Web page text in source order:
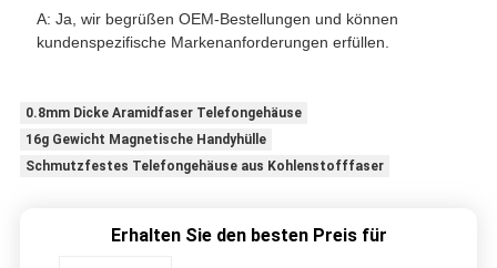
A: Ja, wir begrüßen OEM-Bestellungen und können
kundenspezifische Markenanforderungen erfüllen.
0.8mm Dicke Aramidfaser Telefongehäuse
16g Gewicht Magnetische Handyhülle
Schmutzfestes Telefongehäuse aus Kohlenstofffaser
Erhalten Sie den besten Preis für